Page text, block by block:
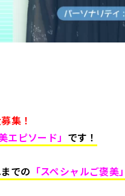
集！
エピソード」 です！
での 「スペシャルご褒